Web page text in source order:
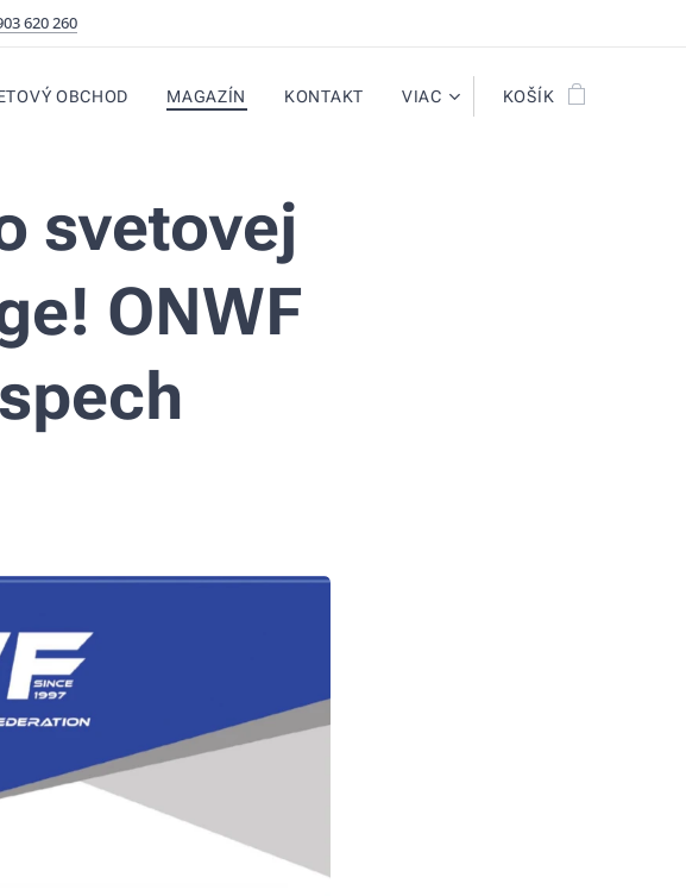
620 260
OBCHOD MAGAZÍN KONTAKT VIAC KOŠÍK
svetovej
ONWF